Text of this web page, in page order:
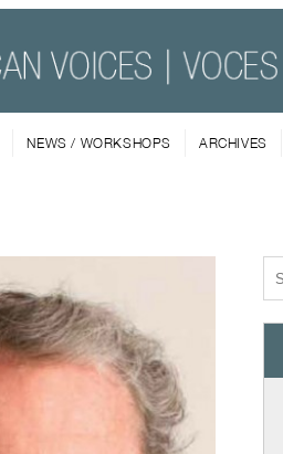
NEWS / WORKSHOPS ARCHIVES